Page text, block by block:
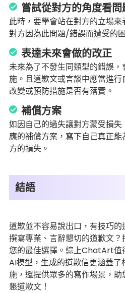
嘗試從對方的角度看問
此時，要學會站在對方的立場
對方因為此問題/錯誤而遭受的
表達未來會做的改正
未來為了不發生同類型的錯誤
施。且道歉文或言談中應當進
改變或預防措施是否有落實。
補償方案
如因自己的過失讓對方蒙受損
應的補償方案，寫下自己真正
方的損失。
結語
道歉並不容易說出口，有技巧
撰寫專業、言辭懇切的道歉文
您的最佳選擇。綜上ChatArt值
AI模型，生成的道歉信更涵蓋
施，還提供眾多的寫作場景，
懇道歉文！